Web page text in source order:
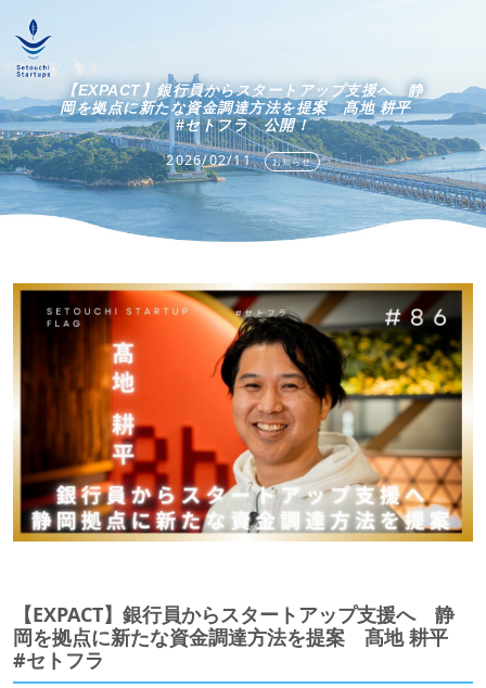
【EXPACT】銀行員からスタートアップ支援へ 静
岡を拠点に新たな資金調達方法を提案 髙地 耕平
#セトフラ 公開！
2026/02/11 お知らせ
【EXPACT】銀行員からスタートアップ支援へ 静
岡を拠点に新たな資金調達方法を提案 髙地 耕平
#セトフラ